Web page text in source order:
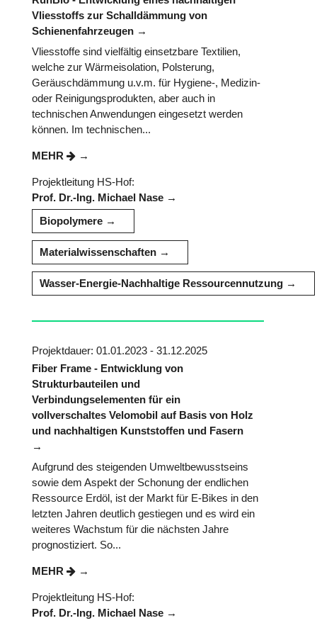
Vliesstoffs zur Schalldämmung von
Schienenfahrzeugen
Vliesstoffe sind vielfältig einsetzbare Textilien,
welche zur Wärmeisolation, Polsterung,
Geräuschdämmung u.v.m. für Hygiene-, Medizin-
oder Reinigungsprodukten, aber auch in
technischen Anwendungen eingesetzt werden
können. Im technischen...
MEHR
Projektleitung HS-Hof:
Prof. Dr.-Ing. Michael Nase
Biopolymere
Materialwissenschaften
Wasser-Energie-Nachhaltige Ressourcennutzung
Projektdauer: 01.01.2023 - 31.12.2025
Fiber Frame - Entwicklung von
Strukturbauteilen und
Verbindungselementen für ein
vollverschaltes Velomobil auf Basis von Holz
und nachhaltigen Kunststoffen und Fasern
Aufgrund des steigenden Umweltbewusstseins
sowie dem Aspekt der Schonung der endlichen
Ressource Erdöl, ist der Markt für E-Bikes in den
letzten Jahren deutlich gestiegen und es wird ein
weiteres Wachstum für die nächsten Jahre
prognostiziert. So...
MEHR
Projektleitung HS-Hof:
Prof. Dr.-Ing. Michael Nase